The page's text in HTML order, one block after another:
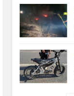
Erbeten Und